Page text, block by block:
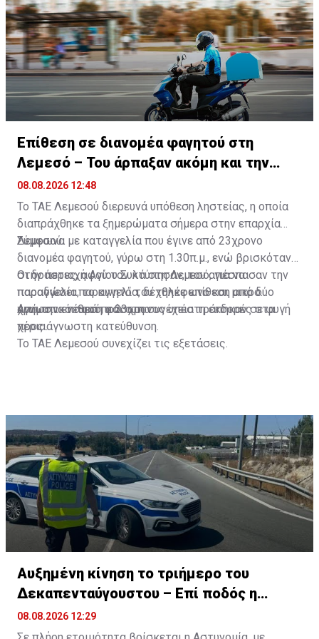
Επίθεση σε διανομέα φαγητού στη
Λεμεσό – Του άρπαξαν ακόμη και την
παραγγελία
08.08.2026 12:48
Το ΤΑΕ Λεμεσού διερευνά υπόθεση ληστείας, η οποία
διαπράχθηκε τα ξημερώματα σήμερα στην επαρχία
Λεμεσού.
Σύμφωνα με καταγγελία που έγινε από 23χρονο
διανομέα φαγητού, γύρω στη 1.30π.μ., ενώ βρισκόταν
στην περιοχή Αγίου Συλά στη Λεμεσό, για να
παραδώσει παραγγελία, δέχθηκε επίθεση από δύο
άγνωστα νεαρά πρόσωπα.
Οι δράστες, αφού τον κτύπησαν, του απέσπασαν την
παραγγελία, το κινητό του τηλέφωνο και μικρό
χρηματικό ποσό, και στη συνέχεια τράπηκαν σε φυγή
προς άγνωστη κατεύθυνση.
Από την επίθεση ο 23χρονος υπέστη εκδορές στα
χέρια.
Το ΤΑΕ Λεμεσού συνεχίζει τις εξετάσεις.
Αυξημένη κίνηση το τριήμερο του
Δεκαπενταύγουστου – Επί ποδός η
Αστυνομία
08.08.2026 12:29